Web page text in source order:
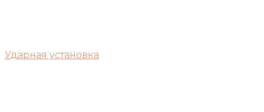
Ударная установка